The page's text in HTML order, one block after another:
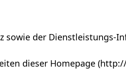
sowie der Dienstleistungs-
dieser Homepage